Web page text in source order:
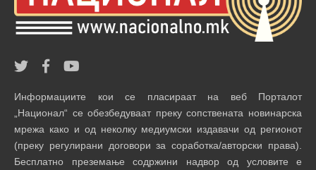
Информациите кои се пласираат на веб Порталот
„Национал“ се обезбедуваат преку сопствената новинарска
мрежа како и од неколку медиумски издавачи од регионот
(преку регулирани договори за соработка/авторски права).
Бесплатно преземање содржини надвор од условите е